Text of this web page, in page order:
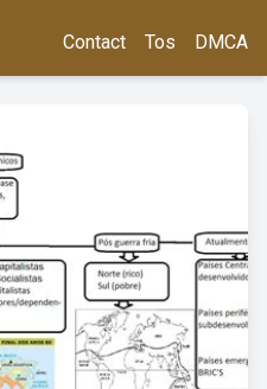
Contact Tos DMCA